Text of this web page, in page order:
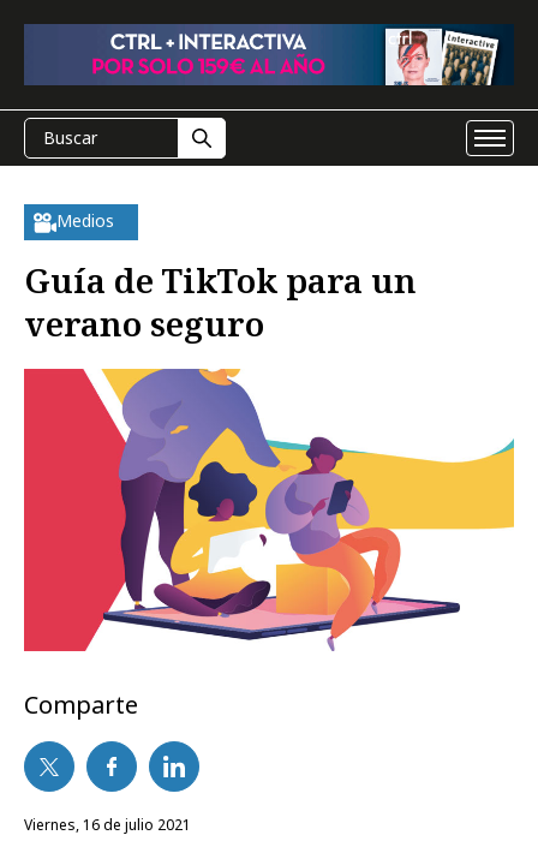
Medios
Guía de TikTok para un
verano seguro
Comparte
viernes, 16 de julio 2021